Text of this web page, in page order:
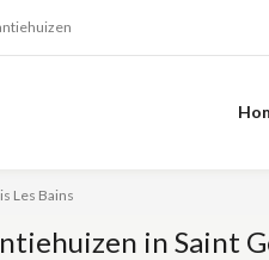
Les Bains
in Saint